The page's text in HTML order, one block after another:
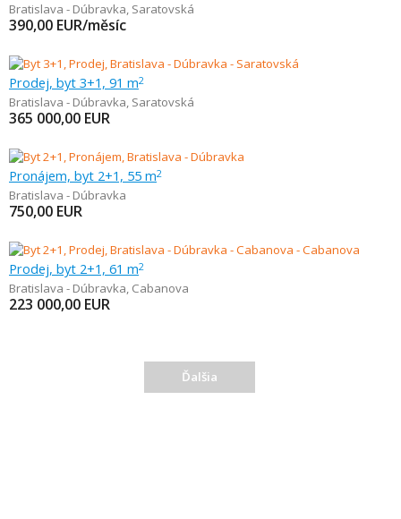
Bratislava - Dúbravka, Saratovská
390,00 EUR/měsíc
Prodej, byt 3+1, 91 m2
Bratislava - Dúbravka, Saratovská
365 000,00 EUR
Pronájem, byt 2+1, 55 m2
Bratislava - Dúbravka
750,00 EUR
Prodej, byt 2+1, 61 m2
Bratislava - Dúbravka, Cabanova
223 000,00 EUR
Ďalšia